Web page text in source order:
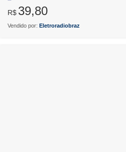
R$ 39,80
Vendido por: Eletroradiobraz